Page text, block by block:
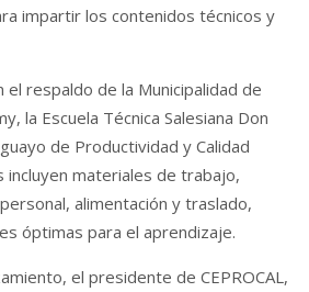
impartir los contenidos técnicos y
el respaldo de la Municipalidad de
la Escuela Técnica Salesiana Don
de Productividad y Calidad
incluyen materiales de trabajo,
alimentación y traslado,
óptimas para el aprendizaje.
el presidente de CEPROCAL,